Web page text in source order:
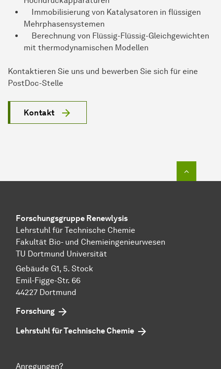
Immobilisierung von Katalysatoren in flüssigen
Mehrphasensystemen
Berechnung von Flüssig-Flüssig-Gleichgewichten
mit thermodynamischen Modellen
Kontaktieren Sie uns und bewerben Sie sich für eine
PostDoc-Stelle
Kontakt
Forschungsgruppe Renewlysis
Lehrstuhl für Technische Chemie
Fakultät Bio- und Chemieingenieurwesen
TU Dortmund Universität
Gebäude G1, 5. Stock
Emil-Figge-Str. 66
44227 Dort­mund
Forschung
Lehrstuhl für Technische Chemie
Anregungen?